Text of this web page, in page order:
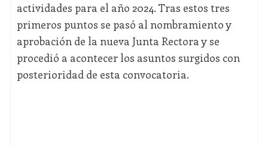
actividades para el año 2024. Tras estos tres
primeros puntos se pasó al nombramiento y
aprobación de la nueva Junta Rectora y se
procedió a acontecer los asuntos surgidos con
posterioridad de esta convocatoria.